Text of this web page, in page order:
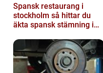
Spansk restaurang i
stockholm så hittar du
äkta spansk stämning i